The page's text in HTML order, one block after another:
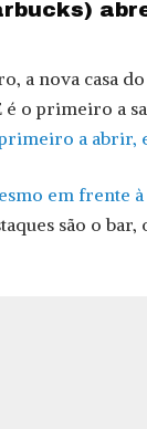
a nova casa
o primeiro a
a abrir,
em frente à
são o